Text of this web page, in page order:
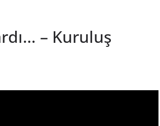
– Kuruluş